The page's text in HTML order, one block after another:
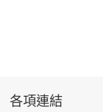
各項連結